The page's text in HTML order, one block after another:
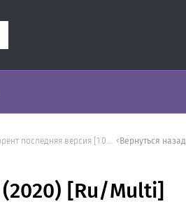
версия [1.0.0.311.66949/dlc] Вернуться назад
[Ru/Multi]